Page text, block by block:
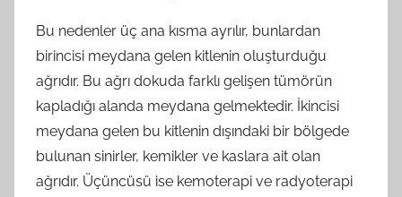
Bu nedenler üç ana kısma ayrılır, bunlardan
birincisi meydana gelen kitlenin oluşturduğu
ağrıdır. Bu ağrı dokuda farklı gelişen tümörün
kapladığı alanda meydana gelmektedir. İkincisi
meydana gelen bu kitlenin dışındaki bir bölgede
bulunan sinirler, kemikler ve kaslara ait olan
ağrıdır. Üçüncüsü ise kemoterapi ve radyoterapi